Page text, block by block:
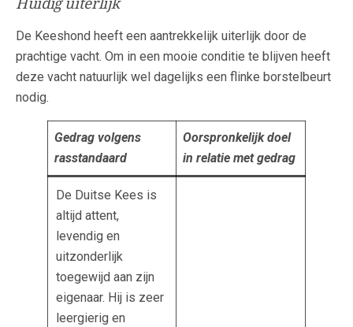
Huidig uiterlijk
De Keeshond heeft een aantrekkelijk uiterlijk door de
prachtige vacht. Om in een mooie conditie te blijven heeft
deze vacht natuurlijk wel dagelijks een flinke borstelbeurt
nodig.
Gedrag volgens
rasstandaard
Oorspronkelijk doel
in relatie met gedrag
De Duitse Kees is
altijd attent,
levendig en
uitzonderlijk
toegewijd aan zijn
eigenaar. Hij is zeer
leergierig en